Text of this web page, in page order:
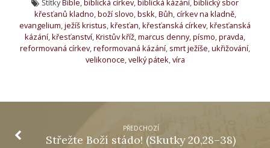
ŠtítkyBible,biblická církev,biblická kázání,biblický sbor
křesťanů kladno,boží slovo,bskk,Bůh,církev na kladně,
evangelium,ježíš kristus,křesťan,křesťanská církev,křesťanská
kázání,křesťanství,Kristův kříž,marcus denny,písmo,pravda,
reformovaná církev,reformovaná kázání, smrt ježíše,ukřižování,
velikonoce,velký pátek,víra
PŘEDCHOZÍ
Střežte Boží stádo! (Skutky 20,28–38)